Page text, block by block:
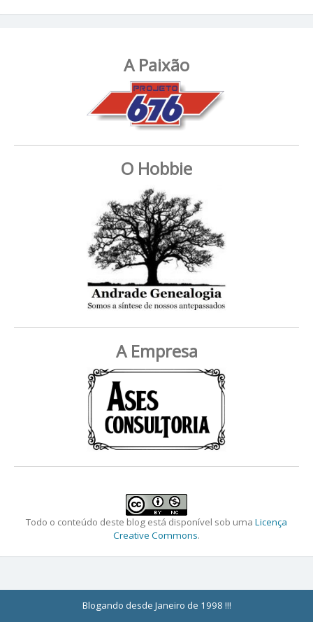
A Paixão
O Hobbie
A Empresa
Todo o conteúdo deste blog está disponível sob uma Licença
Creative Commons.
Blogando desde Janeiro de 1998 !!!